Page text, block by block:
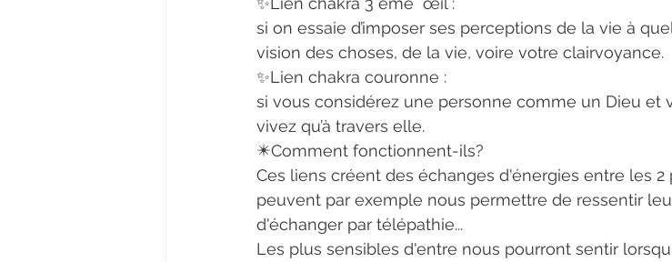
si on essaie d’imposer ses perceptions de la vie à
vision des choses, de la vie, voire votre clairvoyance.
✨Lien chakra couronne :
si vous considérez une personne comme un Dieu et
vivez qu’à travers elle.
✴️Comment fonctionnent-ils?
Ces liens créent des échanges d'énergies entre les 2
peuvent par exemple nous permettre de ressentir
d'échanger par télépathie...
Les plus sensibles d'entre nous pourront sentir